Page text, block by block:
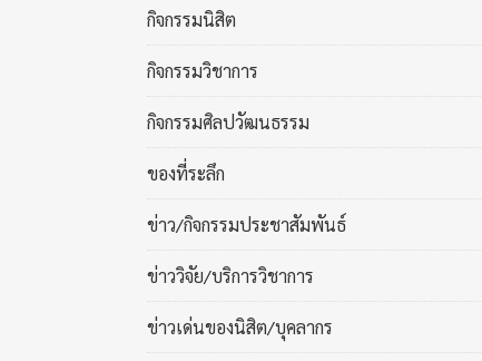
กิจกรรมนิสิต
กิจกรรมวิชาการ
กิจกรรมศิลปวัฒนธรรม
ของที่ระลึก
ข่าว/กิจกรรมประชาสัมพันธ์
ข่าววิจัย/บริการวิชาการ
ข่าวเด่นของนิสิต/บุคลากร